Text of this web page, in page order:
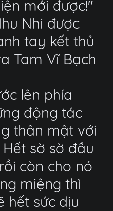
mới được!"
Nhi được
tay kết thủ
Tam Vĩ Bạch
lên phía
động tác
thân mật với
sờ sờ đầu
còn cho nó
miệng thì
hết sức dịu